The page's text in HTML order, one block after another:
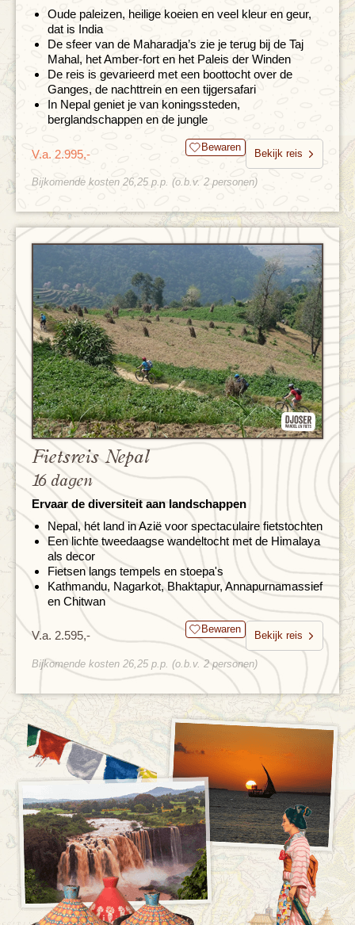
Oude paleizen, heilige koeien en veel kleur en geur,
dat is India
De sfeer van de Maharadja’s zie je terug bij de Taj
Mahal, het Amber-fort en het Paleis der Winden
De reis is gevarieerd met een boottocht over de
Ganges, de nachttrein en een tijgersafari
In Nepal geniet je van koningssteden,
berglandschappen en de jungle
V.a. 2.995,- Bewaren
Bekijk reis
Bijkomende kosten 26,25 p.p. (o.b.v. 2 personen)
Fietsreis Nepal
16 dagen
Ervaar de diversiteit aan landschappen
Nepal, hét land in Azië voor spectaculaire fietstochten
Een lichte tweedaagse wandeltocht met de Himalaya
als decor
Fietsen langs tempels en stoepa's
Kathmandu, Nagarkot, Bhaktapur, Annapurnamassief
en Chitwan
V.a. 2.595,- Bewaren
Bekijk reis
Bijkomende kosten 26,25 p.p. (o.b.v. 2 personen)